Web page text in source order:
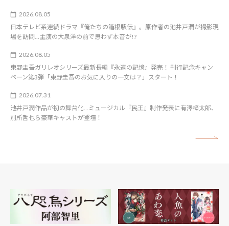
2026.08.05
日本テレビ系連続ドラマ『俺たちの箱根駅伝』。原作者の池井戸潤が撮影現
場を訪問…主演の大泉洋の前で思わず本音が!?
2026.08.05
東野圭吾ガリレオシリーズ最新長編『永遠の記憶』発売！ 刊行記念キャン
ペーン第3弾「東野圭吾のお気に入りの一文は？」スタート！
2026.07.31
池井戸潤作品が初の舞台化…ミュージカル『民王』制作発表に有澤樟太郎、
別所哲也ら豪華キャストが登壇！